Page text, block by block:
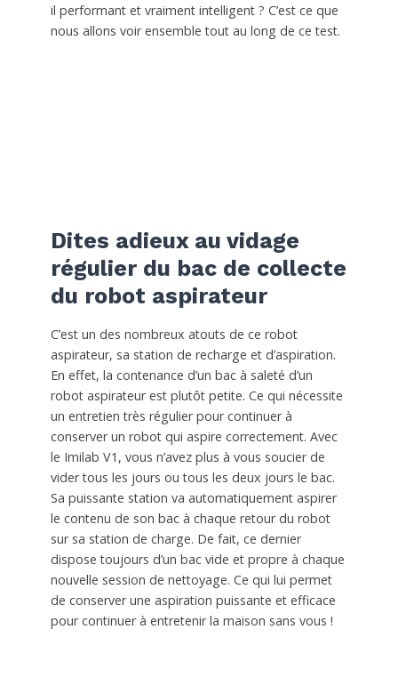
il performant et vraiment intelligent ? C’est ce que
nous allons voir ensemble tout au long de ce test.
Dites adieux au vidage
régulier du bac de collecte
du robot aspirateur
C’est un des nombreux atouts de ce robot
aspirateur, sa station de recharge et d’aspiration.
En effet, la contenance d’un bac à saleté d’un
robot aspirateur est plutôt petite. Ce qui nécessite
un entretien très régulier pour continuer à
conserver un robot qui aspire correctement. Avec
le Imilab V1, vous n’avez plus à vous soucier de
vider tous les jours ou tous les deux jours le bac.
Sa puissante station va automatiquement aspirer
le contenu de son bac à chaque retour du robot
sur sa station de charge. De fait, ce dernier
dispose toujours d’un bac vide et propre à chaque
nouvelle session de nettoyage. Ce qui lui permet
de conserver une aspiration puissante et efficace
pour continuer à entretenir la maison sans vous !